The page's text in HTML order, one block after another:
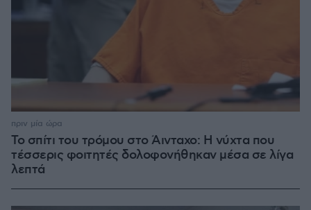
Το σπίτι του τρόμου στο Άινταχο: Η νύχτα που
τέσσερις φοιτητές δολοφονήθηκαν μέσα σε λίγα
λεπτά
πριν μία ώρα